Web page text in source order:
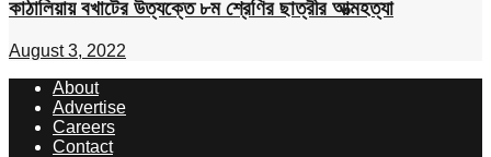
কাঠালিয়ায় বখাটের উত্যক্তে ৮ম শ্রেণির ছাত্রীর আত্মহত্যা
August 3, 2022
About
Advertise
Careers
Contact